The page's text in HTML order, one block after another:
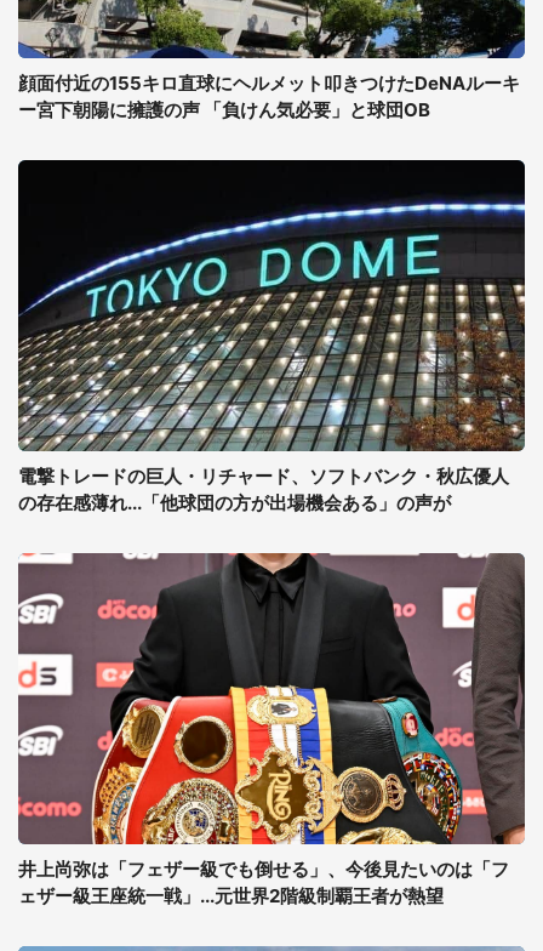
顔面付近の155キロ直球にヘルメット叩きつけたDeNAルーキ
ー宮下朝陽に擁護の声 「負けん気必要」と球団OB
電撃トレードの巨人・リチャード、ソフトバンク・秋広優人
の存在感薄れ...「他球団の方が出場機会ある」の声が
井上尚弥は「フェザー級でも倒せる」、今後見たいのは「フ
ェザー級王座統一戦」...元世界2階級制覇王者が熱望